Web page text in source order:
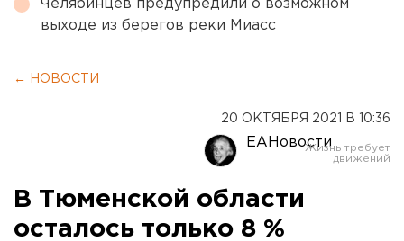
Челябинцев предупредили о возможном
выходе из берегов реки Миасс
← НОВОСТИ
20 ОКТЯБРЯ 2021 В 10:36
ЕАНовости
В Тюменской области
осталось только 8 %